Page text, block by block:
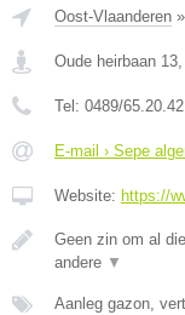
Oost-Vlaanderen »
Oude heirbaan 13
Tel: 0489/65.20.42
E-mail › Sepe
Website: https://
Geen zin om al
andere ▼
Aanleg gazon,